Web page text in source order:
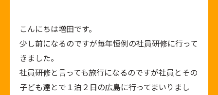
こんにちは増田です。
少し前になるのですが毎年恒例の社員研修に行って
きました。
社員研修と言っても旅行になるのですが社員とその
子ども達とで１泊２日の広島に行ってまいりまし